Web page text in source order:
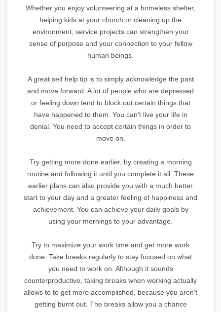
Whether you enjoy volunteering at a homeless shelter,
helping kids at your church or cleaning up the
environment, service projects can strengthen your
sense of purpose and your connection to your fellow
human beings.
A great self help tip is to simply acknowledge the past
and move forward. A lot of people who are depressed
or feeling down tend to block out certain things that
have happened to them. You can't live your life in
denial. You need to accept certain things in order to
move on.
Try getting more done earlier, by creating a morning
routine and following it until you complete it all. These
earlier plans can also provide you with a much better
start to your day and a greater feeling of happiness and
achievement. You can achieve your daily goals by
using your mornings to your advantage.
Try to maximize your work time and get more work
done. Take breaks regularly to stay focused on what
you need to work on. Although it sounds
counterproductive, taking breaks when working actually
allows to to get more accomplished, because you aren't
getting burnt out. The breaks allow you a chance